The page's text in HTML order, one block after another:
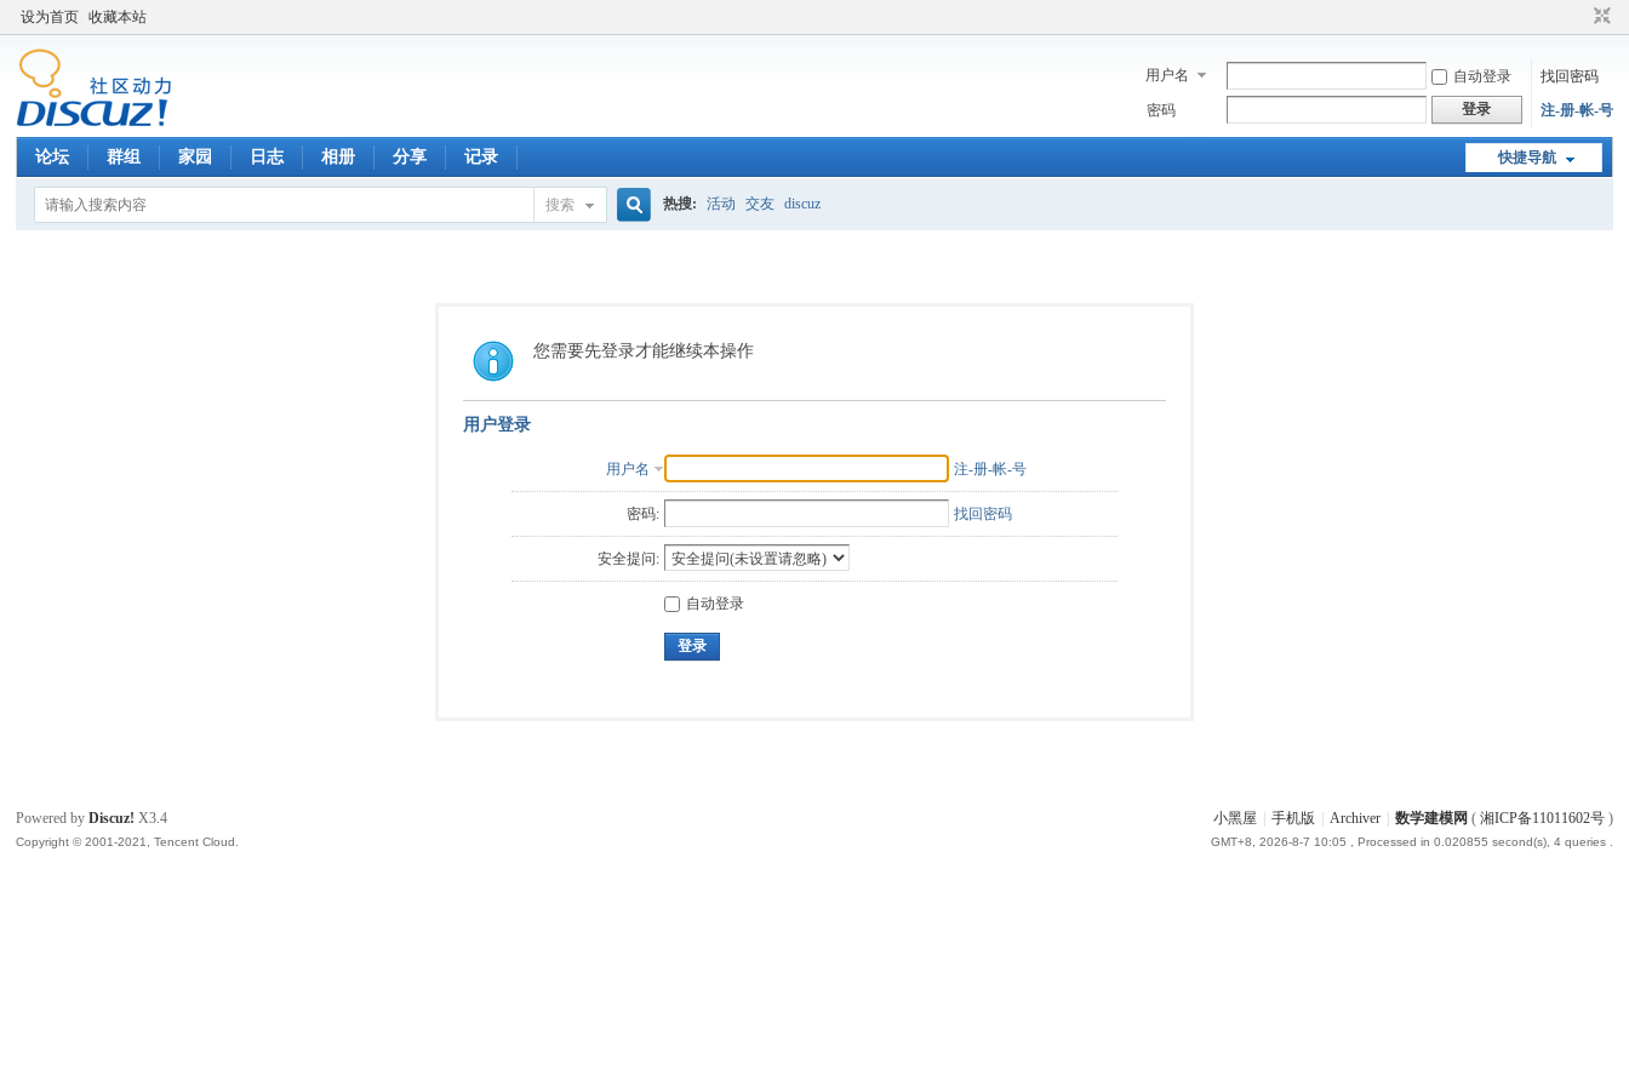
设为首页 收藏本站
用户名 自动登录
找回密码
密码
登录 注-册-帐-号
快捷导航
论坛 群组 家园 日志 相册 分享 记录
搜索
索
热搜: 活动 交友 discuz
您需要先登录才能继续本操作
用户登录
用户名 注-册-帐-号
密码: 找回密码
安全提问:
自动登录
登录
小黑屋 手机版 Archiver 数学建模网 ( 湘ICP备11011602号)
GMT+8, 2026-8-7 10:05 , Processed in 0.020855 second(s), 4 queries .
Powered byDiscuz! X3.4
Copyright © 2001-2021, Tencent Cloud.